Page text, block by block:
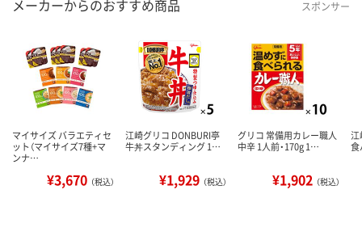
メーカーからのおすすめ商品 スポンサー
マイサイズ バラエティセ
ット（マイサイズ7種+マ
ンナ…
¥3,670 （税込）
江崎グリコ DONBURI亭
牛丼スタンディング 1…
¥1,929 （税込）
グリコ 常備用カレー職人
中辛 1人前・170g 1…
¥1,902 （税込）
江